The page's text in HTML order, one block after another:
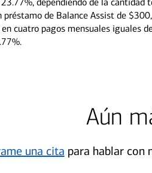
préstamo de Balance Assist de
cuatro pagos mensuales iguales
Aún
una cita para hablar con